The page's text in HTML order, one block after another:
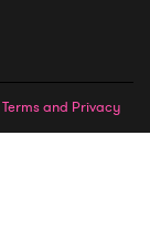
Terms and Privacy